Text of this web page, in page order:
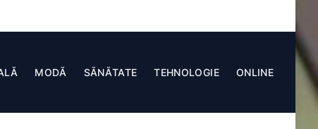
MODĂ SĂNĂTATE TEHNOLOGIE ONLINE